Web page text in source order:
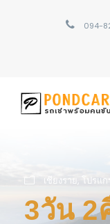
094-
เชียงราย, โปรแ
3วัน